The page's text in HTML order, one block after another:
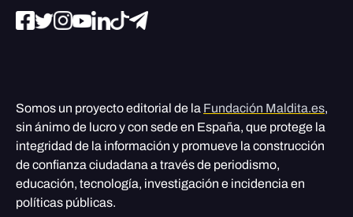
Somos un proyecto editorial de la Fundación Maldita.es,
sin ánimo de lucro y con sede en España, que protege la
integridad de la información y promueve la construcción
de confianza ciudadana a través de periodismo,
educación, tecnología, investigación e incidencia en
políticas públicas.